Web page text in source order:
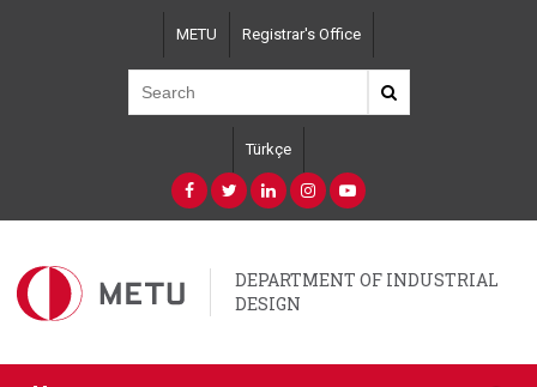
METU Registrar's Office
Türkçe
DEPARTMENT OF INDUSTRIAL
DESIGN